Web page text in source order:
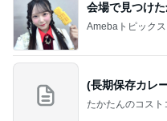
会場で見つけ
Amebaトピックス
(長期保存カレ
たかたんのコスト